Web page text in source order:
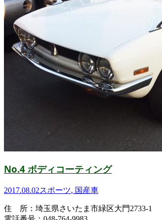
No.4 ボディコーティング
2017.08.02スポーツ, 国産車
住 所：埼玉県さいたま市緑区大門2733-1